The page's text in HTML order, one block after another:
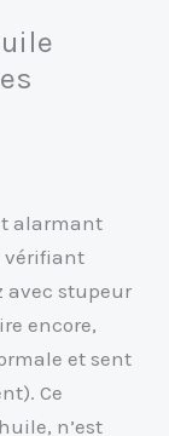
alarmant
vérifiant
avec stupeur
encore,
et sent
Ce
n’est